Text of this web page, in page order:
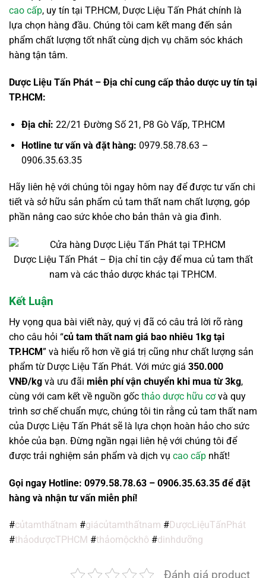
cao cấp, uy tín tại TP.HCM, Dược Liệu Tấn Phát chính là
lựa chọn hàng đầu. Chúng tôi cam kết mang đến sản
phẩm chất lượng tốt nhất cùng dịch vụ chăm sóc khách
hàng tận tâm.
Dược Liệu Tấn Phát – Địa chỉ cung cấp thảo dược uy tín tại
TP.HCM:
Địa chỉ: 22/21 Đường Số 21, P8 Gò Vấp, TP.HCM
Hotline tư vấn và đặt hàng: 0979.58.78.63 –
0906.35.63.35
Hãy liên hệ với chúng tôi ngay hôm nay để được tư vấn chi
tiết và sở hữu sản phẩm củ tam thất nam chất lượng, góp
phần nâng cao sức khỏe cho bản thân và gia đình.
Dược Liệu Tấn Phát – Địa chỉ tin cậy để mua củ tam thất
nam và các thảo dược khác tại TP.HCM.
Kết Luận
Hy vọng qua bài viết này, quý vị đã có câu trả lời rõ ràng
cho câu hỏi “củ tam thất nam giá bao nhiêu 1kg tại
TP.HCM” và hiểu rõ hơn về giá trị cũng như chất lượng sản
phẩm từ Dược Liệu Tấn Phát. Với mức giá 350.000
VNĐ/kg và ưu đãi miễn phí vận chuyển khi mua từ 3kg,
cùng với cam kết về nguồn gốc thảo dược hữu cơvà quy
trình sơ chế chuẩn mực, chúng tôi tin rằng củ tam thất nam
của Dược Liệu Tấn Phát sẽ là lựa chọn hoàn hảo cho sức
khỏe của bạn. Đừng ngần ngại liên hệ với chúng tôi để
được trải nghiệm sản phẩm và dịch vụ cao cấp nhất!
Gọi ngay Hotline: 0979.58.78.63 – 0906.35.63.35 để đặt
hàng và nhận tư vấn miễn phí!
#củtamthấtnam #giácủtamthấtnam #DượcLiệuTấnPhát
#thảodượcTPHCM #thảomộckhô #dinhdưỡng
Đánh giá product